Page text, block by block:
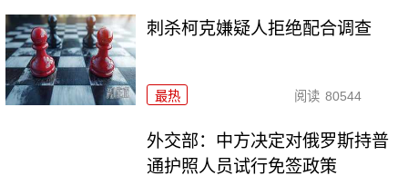
刺杀柯克嫌疑人拒绝配合调查
最热 阅读 80544
外交部：中方决定对俄罗斯持普
通护照人员试行免签政策